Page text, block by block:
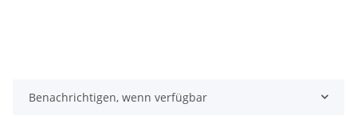
Benachrichtigen, wenn verfügbar